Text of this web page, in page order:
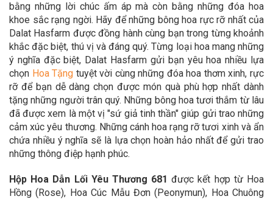
bằng những lời chúc ấm áp mà còn bằng những đóa hoa
khoe sắc rạng ngời. Hãy để những bông hoa rực rỡ nhất của
Dalat Hasfarm được đồng hành cùng bạn trong từng khoảnh
khắc đặc biệt, thú vị và đáng quý. Từng loại hoa mang những
ý nghĩa đặc biệt, Dalat Hasfarm gửi bạn yêu hoa nhiều lựa
chọn Hoa Tặng tuyệt vời cùng những đóa hoa thơm xinh, rực
rỡ để bạn dễ dàng chọn được món quà phù hợp nhất dành
tặng những người trân quý. Những bông hoa tươi thắm từ lâu
đã được xem là một vị "sứ giả tinh thần" giúp gửi trao những
cảm xúc yêu thương. Những cánh hoa rạng rỡ tươi xinh và ẩn
chứa nhiều ý nghĩa sẽ là lựa chọn hoàn hảo nhất để gửi trao
những thông điệp hạnh phúc.
Hộp Hoa Dẫn Lối Yêu Thương 681 được kết hợp từ Hoa
Hồng (Rose), Hoa Cúc Mẫu Đơn (Peonymun), Hoa Chuông